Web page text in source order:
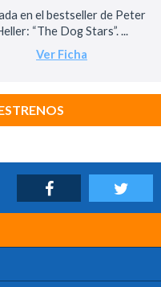
en el bestseller de Peter
“The Dog Stars”. ...
Ver Ficha